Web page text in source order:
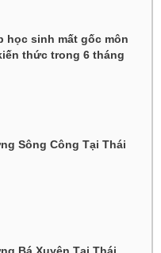
học sinh mất gốc môn
thức trong 6 tháng
Sông Công Tại Thái
Bá Xuyên Tại Thái